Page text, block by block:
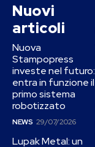
Nuovi
articoli
Nuova
Stampopress
investe nel futuro:
entra in funzione il
primo sistema
robotizzato
NEWS 29/07/2026
Lupak Metal: un